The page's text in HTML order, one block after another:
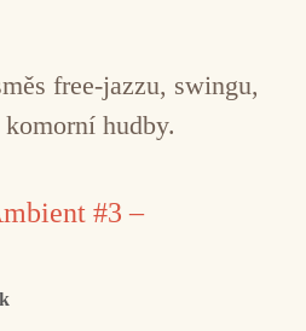
free-jazzu, swingu,
hudby.
#3 –